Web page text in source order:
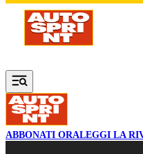
Vai al contenuto principale
ABBONATI ORALEGGI LA